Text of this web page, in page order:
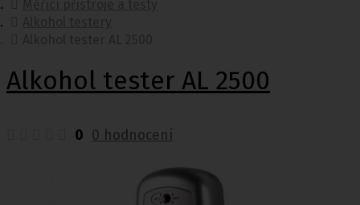
Alkohol tester AL 2500
0 0 hodnocení